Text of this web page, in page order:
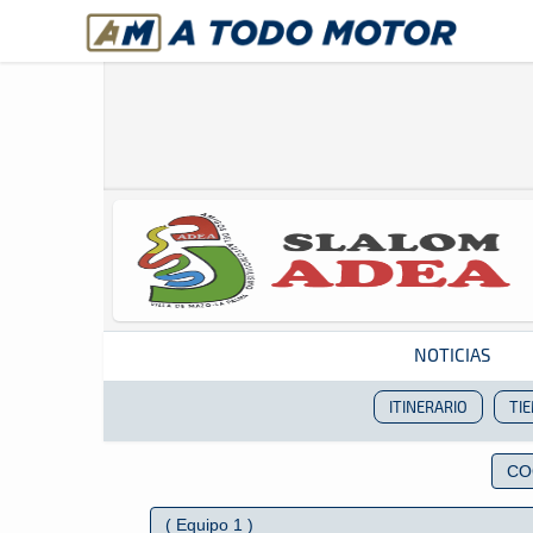
A Todo Motor· Revista del motor desde 1999
NOTICIAS
ITINERARIO